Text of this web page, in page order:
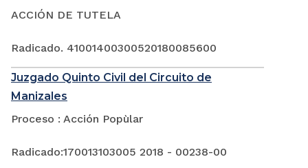
ACCIÓN DE TUTELA
Radicado. 41001400300520180085600
Juzgado Quinto Civil del Circuito de
Manizales
Proceso : Acción Popùlar
Radicado:170013103005 2018 - 00238-00